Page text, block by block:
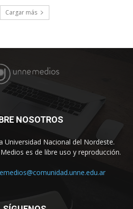
Cargar más
NOSOTROS
Universidad Nacional del Nordeste.
es de libre uso y reproducción.